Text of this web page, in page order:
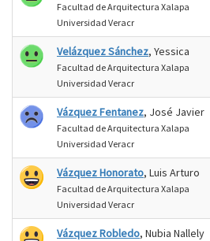
Facultad de Arquitectura Xalapa
Universidad Veracr
Velázquez Sánchez, Yessica
Facultad de Arquitectura Xalapa
Universidad Veracr
Vázquez Fentanez, José Javier
Facultad de Arquitectura Xalapa
Universidad Veracr
Vázquez Honorato, Luis Arturo
Facultad de Arquitectura Xalapa
Universidad Veracr
Vázquez Robledo, Nubia Nallely